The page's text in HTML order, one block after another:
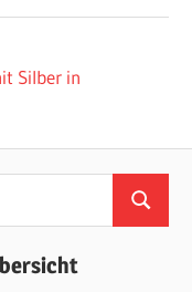
Silber in
Suchen